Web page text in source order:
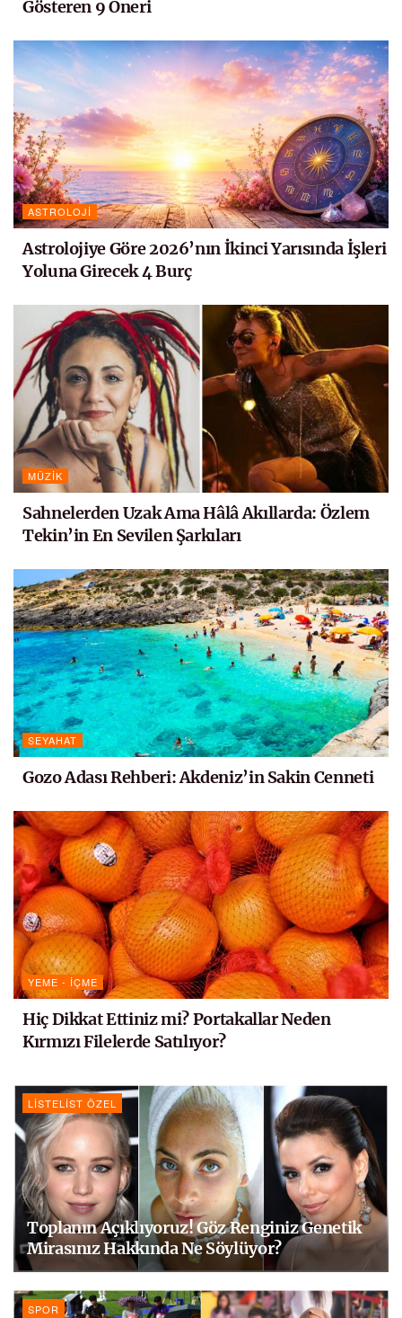
Gösteren 9 Öneri
ASTROLOJI
Astrolojiye Göre 2026’nın İkinci Yarısında İşleri
Yoluna Girecek 4 Burç
MÜZIK
Sahnelerden Uzak Ama Hâlâ Akıllarda: Özlem
Tekin’in En Sevilen Şarkıları
SEYAHAT
Gozo Adası Rehberi: Akdeniz’in Sakin Cenneti
YEME - İÇME
Hiç Dikkat Ettiniz mi? Portakallar Neden
Kırmızı Filelerde Satılıyor?
LISTELIST ÖZEL
Toplanın Açıklıyoruz! Göz Renginiz Genetik
Mirasınız Hakkında Ne Söylüyor?
SPOR